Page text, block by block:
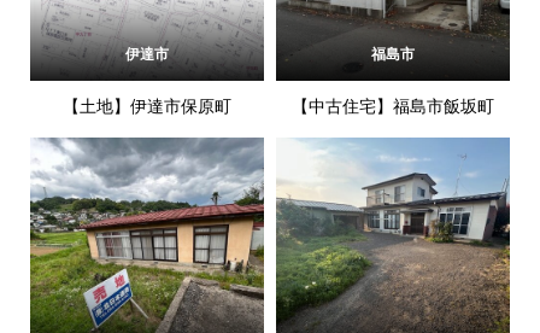
伊達市
【土地】伊達市保原町
福島市
【中古住宅】福島市飯坂町